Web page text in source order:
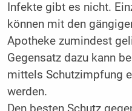
Infekte gibt es nicht.
können mit den
Apotheke zumindest
Gegensatz dazu kann
mittels Schutzimpfung
werden.